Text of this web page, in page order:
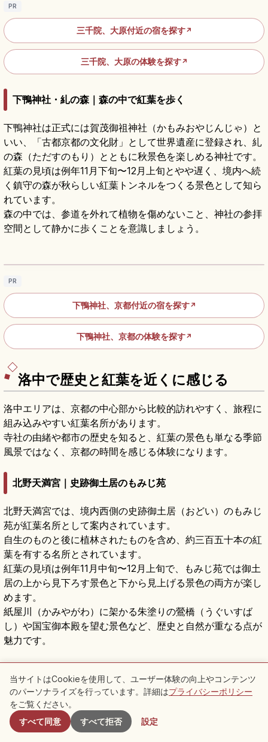
PR
三千院、大原付近の宿を探す↗
三千院、大原の体験を探す↗
下鴨神社・糺の森｜森の中で紅葉を歩く
下鴨神社は正式には賀茂御祖神社（かもみおやじんじゃ）と
いい、「古都京都の文化財」として世界遺産に登録され、糺
の森（ただすのもり）とともに秋景色を楽しめる神社です。
紅葉の見頃は例年11月下旬〜12月上旬とやや遅く、境内へ続
く鎮守の森が秋らしい紅葉トンネルをつくる景色として知ら
れています。
森の中では、参道を外れて植物を傷めないこと、神社の参拝
空間として静かに歩くことを意識しましょう。
下鴨神社の見どころ｜糺の森・楼門・世界遺
PR
下鴨神社、京都付近の宿を探す↗
下鴨神社、京都の体験を探す↗
洛中で歴史と紅葉を近くに感じる
洛中エリアは、京都の中心部から比較的訪れやすく、旅程に
組み込みやすい紅葉名所があります。
寺社の由緒や都市の歴史を知ると、紅葉の景色も単なる季節
風景ではなく、京都の時間を感じる体験になります。
北野天満宮｜史跡御土居のもみじ苑
北野天満宮では、境内西側の史跡御土居（おどい）のもみじ
苑が紅葉名所として案内されています。
自生のものと後に植林されたものを含め、約三百五十本の紅
葉を有する名所とされています。
紅葉の見頃は例年11月中旬〜12月上旬で、もみじ苑では御土
居の上から見下ろす景色と下から見上げる景色の両方が楽し
めます。
紙屋川（かみやがわ）に架かる朱塗りの鶯橋（うぐいすば
し）や国宝御本殿を望む景色など、歴史と自然が重なる点が
魅力です。
北野天満宮の見どころ｜梅苑・天神市・学問
の神様を参拝
記事を読む→
PR
北野天満宮,京都付近の宿を探す
付近のスポット
当サイトはCookieを使用して、ユーザー体験の向上やコンテンツ
のパーソナライズを行っています。詳細はプライバシーポリシー
をご覧ください。
すべて同意
すべて拒否 設定